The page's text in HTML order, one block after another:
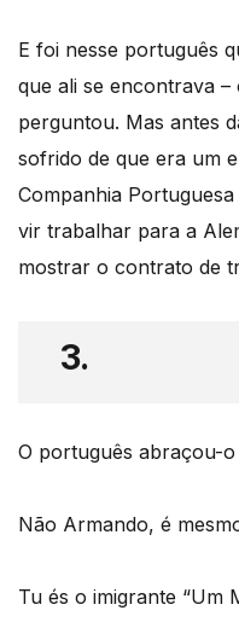
E foi nesse português
que ali se encontrava
perguntou. Mas antes
sofrido de que era um
Companhia
vir trabalhar para a
mostrar o contrato de
3.
O português abraçou-
Não Armando, é
Tu és o imigrante “Um